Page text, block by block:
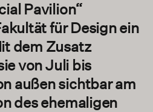
Pavilion“
für Design ein
dem Zusatz
von Juli bis
außen sichtbar am
des ehemaligen